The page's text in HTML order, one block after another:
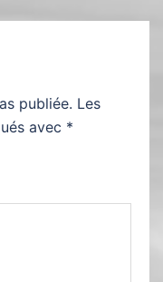
publiée. Les
avec *